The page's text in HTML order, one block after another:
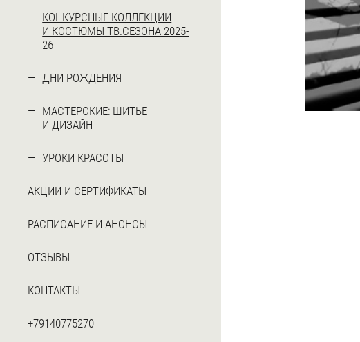
КОНКУРСНЫЕ КОЛЛЕКЦИИ
И КОСТЮМЫ ТВ.СЕЗОНА 2025-
26
ДНИ РОЖДЕНИЯ
МАСТЕРСКИЕ: ШИТЬЕ
И ДИЗАЙН
УРОКИ КРАСОТЫ
АКЦИИ И СЕРТИФИКАТЫ
РАСПИСАНИЕ И АНОНСЫ
ОТЗЫВЫ
КОНТАКТЫ
+79140775270